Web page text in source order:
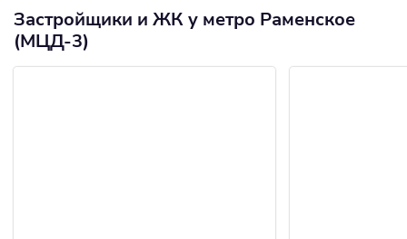
Застройщики и ЖК у метро Раменское
(МЦД-3)